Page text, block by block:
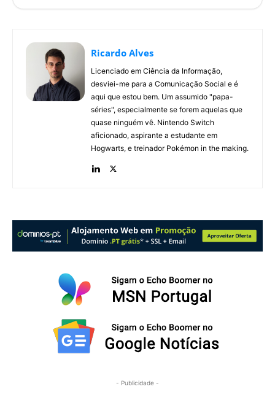
Ricardo Alves
Licenciado em Ciência da Informação,
desviei-me para a Comunicação Social e é
aqui que estou bem. Um assumido "papa-
séries", especialmente se forem aquelas que
quase ninguém vê. Nintendo Switch
aficionado, aspirante a estudante em
Hogwarts, e treinador Pokémon in the making.
- Publicidade -